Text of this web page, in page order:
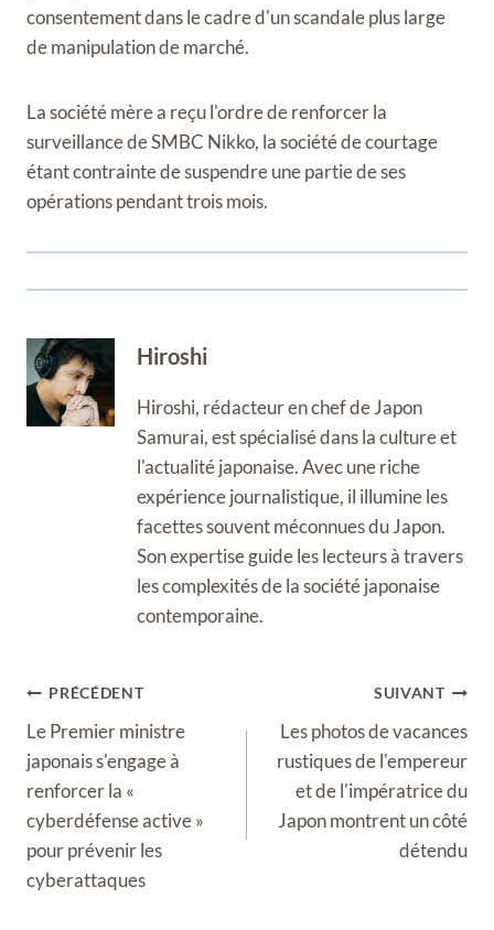
consentement dans le cadre d'un scandale plus large
de manipulation de marché.
La société mère a reçu l'ordre de renforcer la
surveillance de SMBC Nikko, la société de courtage
étant contrainte de suspendre une partie de ses
opérations pendant trois mois.
Hiroshi
Hiroshi, rédacteur en chef de Japon
Samurai, est spécialisé dans la culture et
l'actualité japonaise. Avec une riche
expérience journalistique, il illumine les
facettes souvent méconnues du Japon.
Son expertise guide les lecteurs à travers
les complexités de la société japonaise
contemporaine.
Navigation
de
l’article
PRÉCÉDENT
Le Premier ministre
japonais s'engage à
renforcer la «
cyberdéfense active »
pour prévenir les
cyberattaques
SUIVANT
Les photos de vacances
rustiques de l'empereur
et de l'impératrice du
Japon montrent un côté
détendu